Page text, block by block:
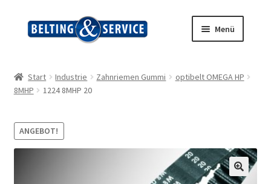
Zur
Navigation
Zum
Inhalt
Menü
AGB
Blog
Start Industrie Zahnriemen Gummi
optibelt OMEGA HP
8MHP
1224 8MHP 20
ANGEBOT!